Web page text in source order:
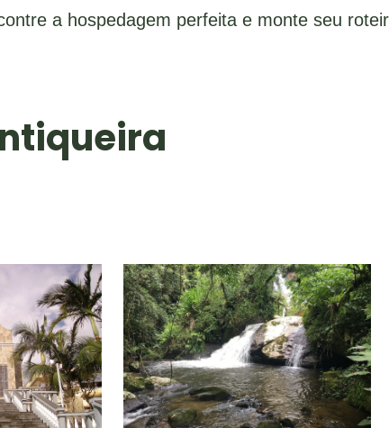
a hospedagem perfeita e monte seu